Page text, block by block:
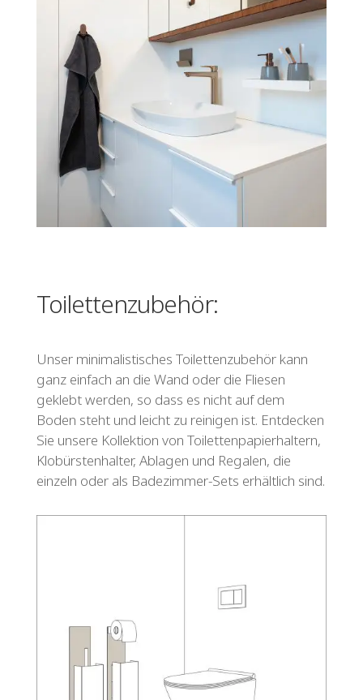
Toilettenzubehör:
Unser minimalistisches Toilettenzubehör kann
ganz einfach an die Wand oder die Fliesen
geklebt werden, so dass es nicht auf dem
Boden steht und leicht zu reinigen ist. Entdecken
Sie unsere Kollektion von Toilettenpapierhaltern,
Klobürstenhalter, Ablagen und Regalen, die
einzeln oder als Badezimmer-Sets erhältlich sind.